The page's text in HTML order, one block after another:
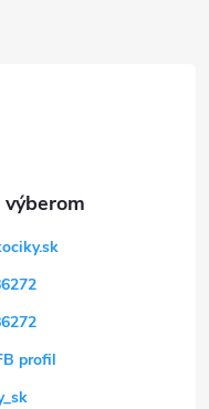
profil